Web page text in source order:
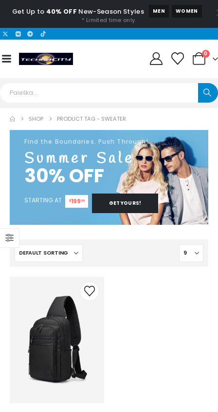
Get Up to 40% OFF New-Season Styles MEN WOMEN
* Limited time only.
0
SHOP PRODUCT TAG - SWEATER
Find the Boundaries. Push Through!
Summer Sale
30% OFF
STARTING AT $199 99 GET YOURS!